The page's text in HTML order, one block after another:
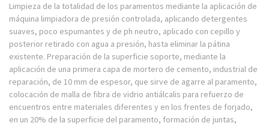
Limpieza de la totalidad de los paramentos mediante la aplicación de
máquina limpiadora de presión controlada, aplicando detergentes
suaves, poco espumantes y de ph neutro, aplicado con cepillo y
posterior retirado con agua a presión, hasta eliminar la pátina
existente. Preparación de la superficie soporte, mediante la
aplicación de una primera capa de mortero de cemento, industrial de
reparación, de 10 mm de espesor, que sirve de agarre al paramento,
colocación de malla de fibra de vidrio antiálcalis para refuerzo de
encuentros entre materiales diferentes y en los frentes de forjado,
en un 20% de la superficie del paramento, formación de juntas,